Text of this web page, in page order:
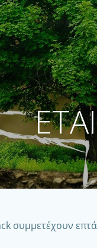
συμμετέχουν